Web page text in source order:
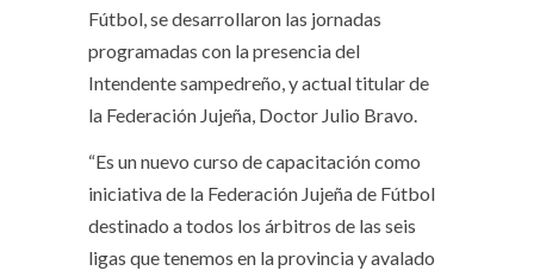
Fútbol, se desarrollaron las jornadas
programadas con la presencia del
Intendente sampedreño, y actual titular de
la Federación Jujeña, Doctor Julio Bravo.
“Es un nuevo curso de capacitación como
iniciativa de la Federación Jujeña de Fútbol
destinado a todos los árbitros de las seis
ligas que tenemos en la provincia y avalado